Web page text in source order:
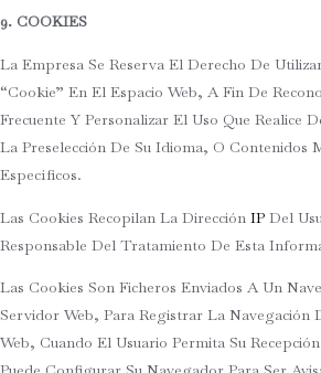
9. COOKIES
La Empresa Se Reserva El Derecho De
“cookie” En El Espacio Web, A Fin De
Frecuente Y Personalizar El Uso Que Realice
La Preselección De Su Idioma, O Contenidos
Específicos.
Las Cookies Recopilan La Dirección IP Del
Responsable Del Tratamiento De Esta
Las Cookies Son Ficheros Enviados A Un
Servidor Web, Para Registrar La Navegación
Web, Cuando El Usuario Permita Su